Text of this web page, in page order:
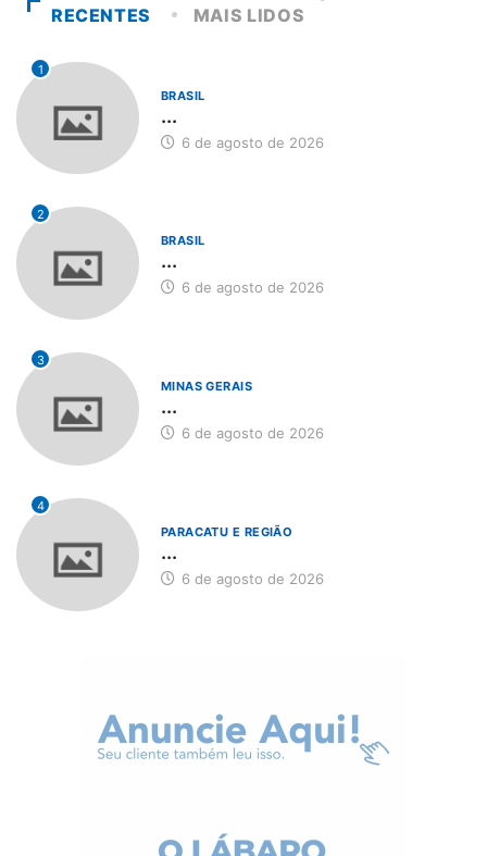
RECENTES MAIS LIDOS
1
BRASIL
...
6 de agosto de 2026
2
BRASIL
...
6 de agosto de 2026
3
MINAS GERAIS
...
6 de agosto de 2026
4
PARACATU E REGIÃO
...
6 de agosto de 2026